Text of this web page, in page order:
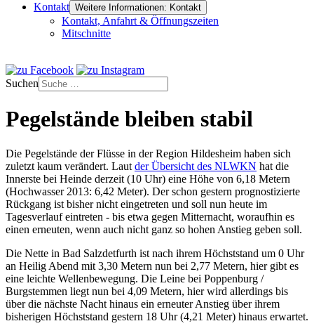
Kontakt Weitere Informationen: Kontakt
Kontakt, Anfahrt & Öffnungszeiten
Mitschnitte
Suchen
Pegelstände bleiben stabil
Die Pegelstände der Flüsse in der Region Hildesheim haben sich
zuletzt kaum verändert. Laut der Übersicht des NLWKN hat die
Innerste bei Heinde derzeit (10 Uhr) eine Höhe von 6,18 Metern
(Hochwasser 2013: 6,42 Meter). Der schon gestern prognostizierte
Rückgang ist bisher nicht eingetreten und soll nun heute im
Tagesverlauf eintreten - bis etwa gegen Mitternacht, woraufhin es
einen erneuten, wenn auch nicht ganz so hohen Anstieg geben soll.
Die Nette in Bad Salzdetfurth ist nach ihrem Höchststand um 0 Uhr
an Heilig Abend mit 3,30 Metern nun bei 2,77 Metern, hier gibt es
eine leichte Wellenbewegung. Die Leine bei Poppenburg /
Burgstemmen liegt nun bei 4,09 Metern, hier wird allerdings bis
über die nächste Nacht hinaus ein erneuter Anstieg über ihrem
bisherigen Höchststand gestern 18 Uhr (4,21 Meter) hinaus erwartet.